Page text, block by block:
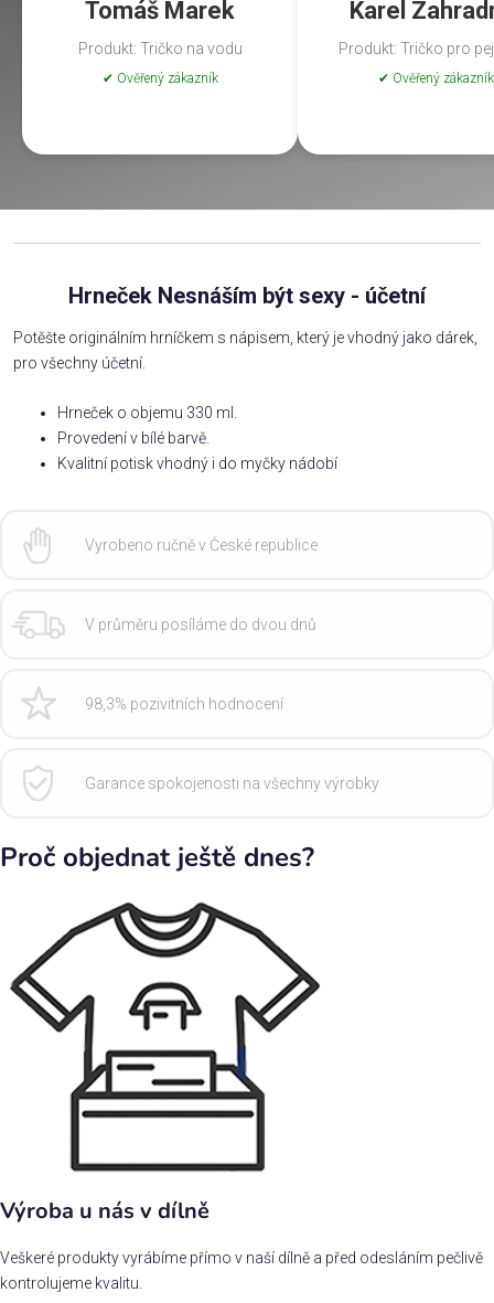
Tomáš Marek
Produkt: Tričko na vodu
✔ Ověřený zákazník
Karel
Produkt: Tričko pro
✔ Ověřený zákazník
Hrneček Nesnáším být sexy - účetní
Potěšte originálním hrníčkem s nápisem, který je vhodný jako dárek,
pro všechny účetní.
Hrneček o objemu 330 ml.
Provedení v bílé barvě.
Kvalitní potisk vhodný i do myčky nádobí
Vyrobeno ručně v České republice
V průměru posíláme do dvou dnů
98,3% pozivitních hodnocení
Garance spokojenosti na všechny výrobky
Proč objednat ještě dnes?
Výroba u nás v dílně
Veškeré produkty vyrábíme přímo v naší dílně a před odesláním pečlivě
kontrolujeme kvalitu.